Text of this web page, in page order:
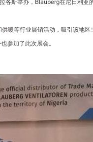
斯举办，Blauberg在尼日利亚
暖等行业展销活动，吸引该地区
参加了此次展会。